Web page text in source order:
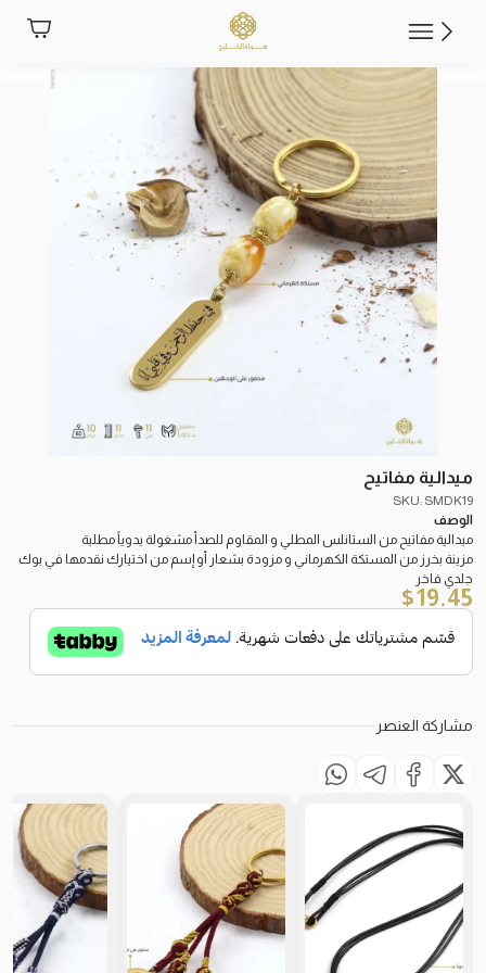
ميدالية مفاتيح
SKU: SMDK19
الوصف
ميدالية مفاتيح من الستانلس المطلي و المقاوم للصدأ مشغولة يدوياً مطلية
مزينة بخرز من المستكة الكهرماني و مزودة بشعار أو إسم من اختيارك نقدمها في بوك
جلدي فاخر
19.45
$
مشاركة العنصر